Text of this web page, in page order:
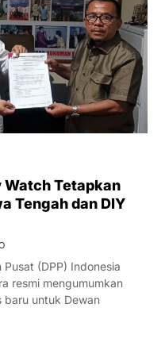
Tetapkan
Tengah dan DIY
(DPP) Indonesia
resmi mengumumkan
baru untuk Dewan